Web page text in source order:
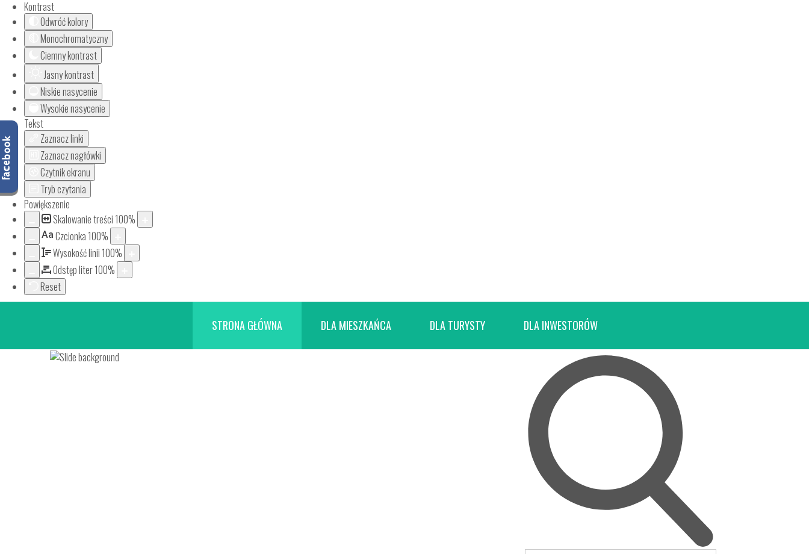
Kontrast
Odwróć kolory
Monochromatyczny
Ciemny kontrast
Jasny kontrast
Niskie nasycenie
Wysokie nasycenie
Tekst
Zaznacz linki
Zaznacz nagłówki
Czytnik ekranu
Tryb czytania
Powiększenie
Skalowanie treści 100%
Aa Czcionka 100%
Wysokość linii 100%
Odstęp liter100%
Reset
STRONA GŁÓWNA DLA MIESZKAŃCA DLA TURYSTY DLA INWESTORÓW